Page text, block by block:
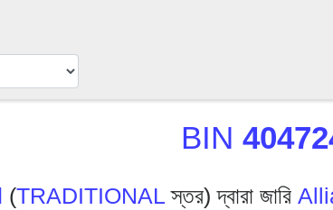
BIN
(TRADITIONAL স্তর) দ্বারা জারি